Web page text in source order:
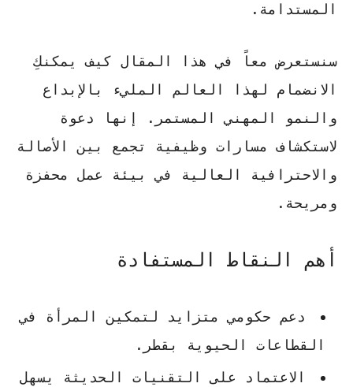
المستدامة.
سنستعرض معاً في هذا المقال كيف يمكنكِ
الانضمام لهذا العالم المليء بالإبداع
والنمو المهني المستمر. إنها دعوة
لاستكشاف مسارات وظيفية تجمع بين الأصالة
والاحترافية العالية في بيئة عمل محفزة
ومريحة.
أهم النقاط المستفادة
دعم حكومي متزايد لتمكين المرأة في
القطاعات الحيوية بقطر.
الاعتماد على التقنيات الحديثة يسهل